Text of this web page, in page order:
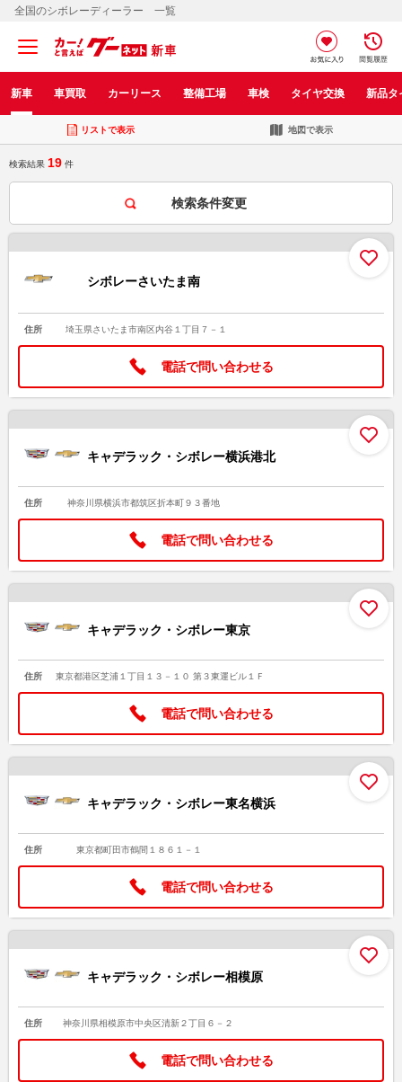
全国のシボレーディーラー 一覧
新車 車買取 カーリース 整備工場 車検 タイヤ交換 新品タ
リストで表示 地図で表示
検索結果 19 件
検索条件変更
シボレーさいたま南
住所 埼玉県さいたま市南区内谷１丁目７－１
電話で問い合わせる
キャデラック・シボレー横浜港北
住所 神奈川県横浜市都筑区折本町９３番地
電話で問い合わせる
キャデラック・シボレー東京
住所 東京都港区芝浦１丁目１３－１０ 第３東運ビル１Ｆ
電話で問い合わせる
キャデラック・シボレー東名横浜
住所 東京都町田市鶴間１８６１－１
電話で問い合わせる
キャデラック・シボレー相模原
住所 神奈川県相模原市中央区清新２丁目６－２
電話で問い合わせる